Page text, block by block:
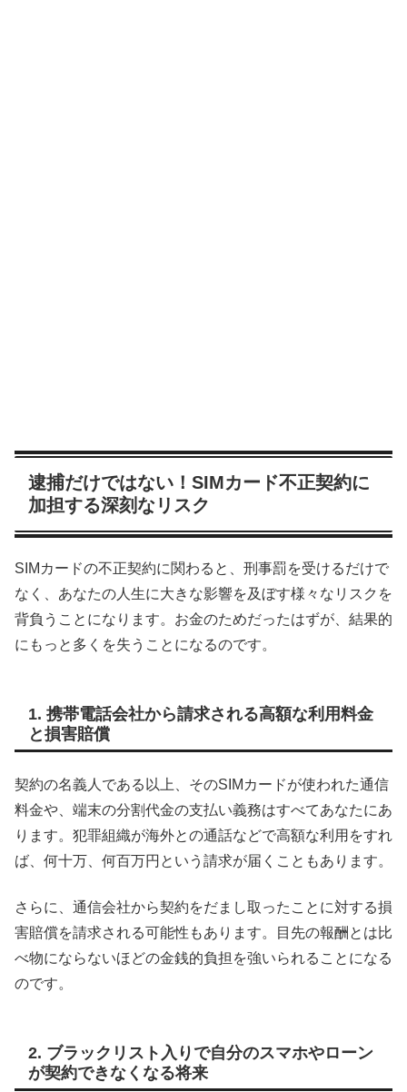
逮捕だけではない！SIMカード不正契約に
加担する深刻なリスク
SIMカードの不正契約に関わると、刑事罰を受けるだけで
なく、あなたの人生に大きな影響を及ぼす様々なリスクを
背負うことになります。お金のためだったはずが、結果的
にもっと多くを失うことになるのです。
1. 携帯電話会社から請求される高額な利用料金
と損害賠償
契約の名義人である以上、そのSIMカードが使われた通信
料金や、端末の分割代金の支払い義務はすべてあなたにあ
ります。犯罪組織が海外との通話などで高額な利用をすれ
ば、何十万、何百万円という請求が届くこともあります。
さらに、通信会社から契約をだまし取ったことに対する損
害賠償を請求される可能性もあります。目先の報酬とは比
べ物にならないほどの金銭的負担を強いられることになる
のです。
2. ブラックリスト入りで自分のスマホやローン
が契約できなくなる将来